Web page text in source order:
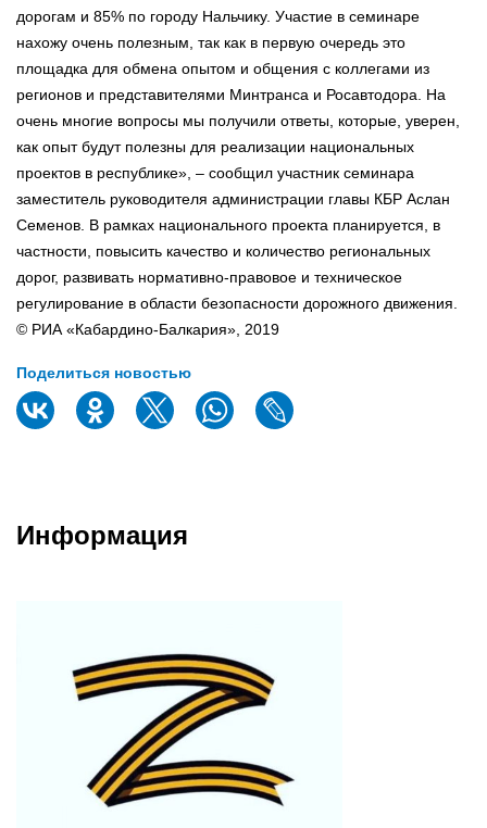
дорогам и 85% по городу Нальчику. Участие в семинаре
нахожу очень полезным, так как в первую очередь это
площадка для обмена опытом и общения с коллегами из
регионов и представителями Минтранса и Росавтодора. На
очень многие вопросы мы получили ответы, которые, уверен,
как опыт будут полезны для реализации национальных
проектов в республике», – сообщил участник семинара
заместитель руководителя администрации главы КБР Аслан
Семенов. В рамках национального проекта планируется, в
частности, повысить качество и количество региональных
дорог, развивать нормативно-правовое и техническое
регулирование в области безопасности дорожного движения.
© РИА «Кабардино-Балкария», 2019
Поделиться новостью
Информация